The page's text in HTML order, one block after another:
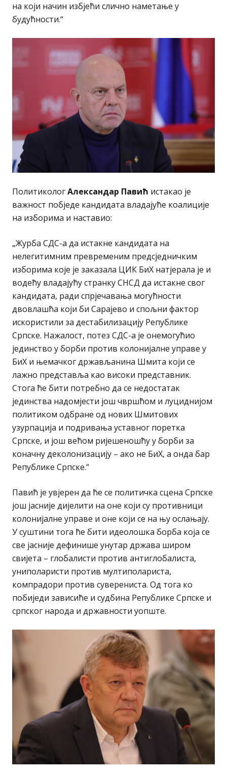
на који начин избјећи слично наметање у
будућности.“
ПолитикологАлександар Павић истакао је
важност побједе кандидата владајуће коалиције
на изборима и наставио:
„Журба СДС-а да истакне кандидата на
нелегитимним превременим предсједничким
изборима које је заказала ЦИК БиХ натјерала је и
водећу владајућу странку СНСД да истакне свог
кандидата, ради спрјечавања могућности
двовлашћа који би Сарајево и спољни фактор
искористили за дестабилизацију Републике
Српске. Нажалост, потез СДС-а је онемогућио
јединство у борби против колонијалне управе у
БиХ и њемачког држављанина Шмита који се
лажно представља као високи представник.
Стога ће бити потребно да се недостатак
јединства надомјести још чвршћом и луциднијом
политиком одбране од нових Шмитових
узурпација и подривања уставног поретка
Српске, и још већом ријешеношћу у борби за
коначну деколонизацију – ако не БиХ, а онда бар
Републике Српске.“
Павић је увјерен да ће се политичка сцена Српске
још јасније дијелити на оне који су противници
колонијалне управе и оне који се на њу ослањају.
У суштини тога ће бити идеолошка борба која се
све јасније дефинише унутар држава широм
свијета – глобалисти против антиглобалиста,
униполаристи против мултиполариста,
компрадори против суверениста. Од тога ко
побиједи зависиће и судбина Републике Српске и
српског народа и државности уопште.